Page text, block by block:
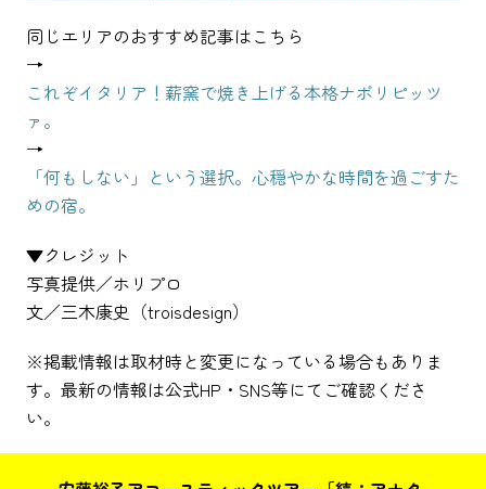
同じエリアのおすすめ記事はこちら
→
これぞイタリア！薪窯で焼き上げる本格ナポリピッツ
ァ。
→
「何もしない」という選択。心穏やかな時間を過ごすた
めの宿。
▼クレジット
写真提供／ホリプロ
文／三木康史（troisdesign）
※掲載情報は取材時と変更になっている場合もありま
す。最新の情報は公式HP・SNS等にてご確認くださ
い。